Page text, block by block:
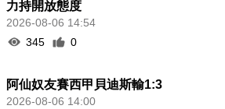
力持開放態度
2026-08-06 14:54
345
0
阿仙奴友賽西甲貝迪斯輸1:3
2026-08-06 14:00